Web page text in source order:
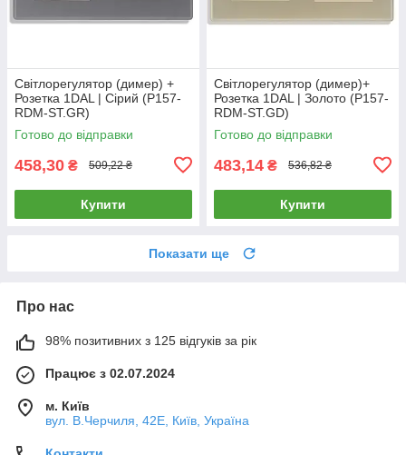
Світлорегулятор (димер) +
Розетка 1DAL | Сірий (P157-
RDM-ST.GR)
Готово до відправки
458,30 ₴ 509,22 ₴
Купити
Світлорегулятор (димер)+
Розетка 1DAL | Золото (P157-
RDM-ST.GD)
Готово до відправки
483,14 ₴ 536,82 ₴
Купити
Показати ще
Про нас
98% позитивних з 125 відгуків за рік
Працює з 02.07.2024
м. Київ
вул. В.Черчиля, 42Е, Київ, Україна